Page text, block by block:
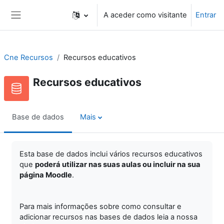
A aceder como visitante Entrar
Cne Recursos Recursos educativos
Recursos educativos
Base de dados Mais
Esta base de dados inclui vários recursos educativos
que poderá utilizar nas suas aulas ou incluir na sua
página Moodle.
Para mais informações sobre como consultar e
adicionar recursos nas bases de dados leia a nossa